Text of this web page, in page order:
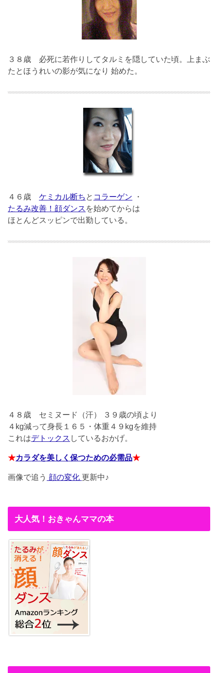
３８歳 必死に若作りしてタルミを隠していた頃。上まぶ
たとほうれいの影が気になり 始めた。
４６歳 ケミカル断ち と コラーゲン ・
たるみ改善！顔ダンス を始めてからは
ほとんどスッピンで出勤している。
４８歳 セミヌード（汗） ３９歳の頃より
４kg減って身長１６５・体重４９kgを維持
これはデトックス しているおかげ。
★カラダを美しく保つための必需品★
画像で追う 顔の変化 更新中♪
大人気！おきゃんママの本